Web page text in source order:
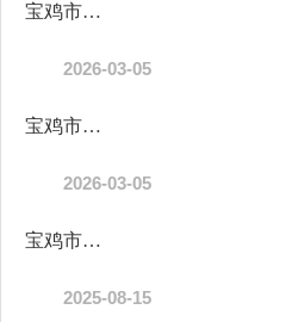
宝鸡市陈仓区2026年度部门综合预算公开目录
2026-03-05
宝鸡市陈仓区2026年度部门所属单位预算公开目录
2026-03-05
宝鸡市陈仓区2024年度部门及所属单位决算公开目录
2025-08-15